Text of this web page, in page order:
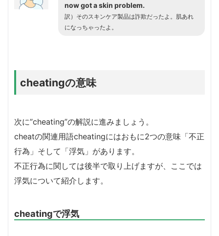
now got a skin problem.
訳）そのスキンケア製品は詐欺だったよ。肌あれ
になっちゃったよ。
cheatingの意味
次に”cheating”の解説に進みましょう。
cheatの関連用語cheatingにはおもに2つの意味「不正
行為」そして「浮気」があります。
不正行為に関しては後半で取り上げますが、ここでは
浮気について紹介します。
cheatingで浮気